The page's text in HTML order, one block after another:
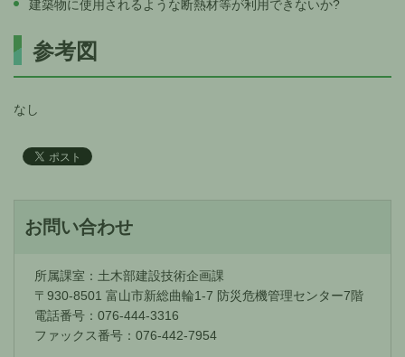
建築物に使用されるような断熱材等が利用できないか?
参考図
なし
お問い合わせ
所属課室：土木部建設技術企画課
〒930-8501 富山市新総曲輪1-7 防災危機管理センター7階
電話番号：076-444-3316
ファックス番号：076-442-7954